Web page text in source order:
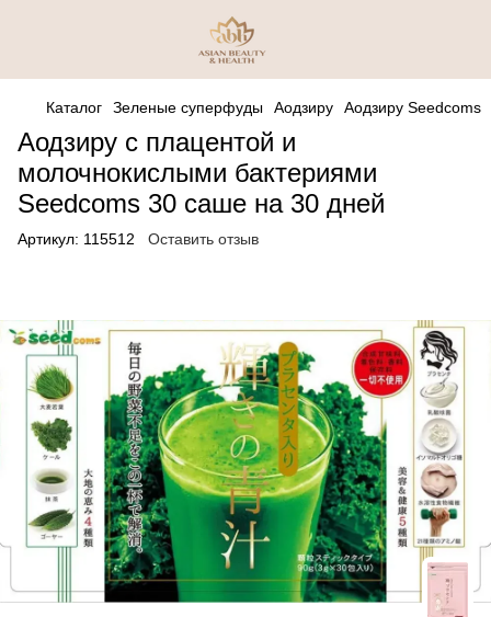
Каталог Зеленые суперфуды Аодзиру Аодзиру Seedcoms
Аодзиру с плацентой и
молочнокислыми бактериями
Seedcoms 30 саше на 30 дней
Артикул: 115512 Оставить отзыв